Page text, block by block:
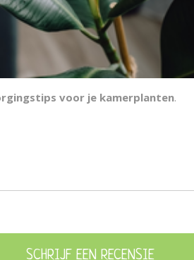
voor je kamerplanten.
SCHRIJF EEN RECENSIE